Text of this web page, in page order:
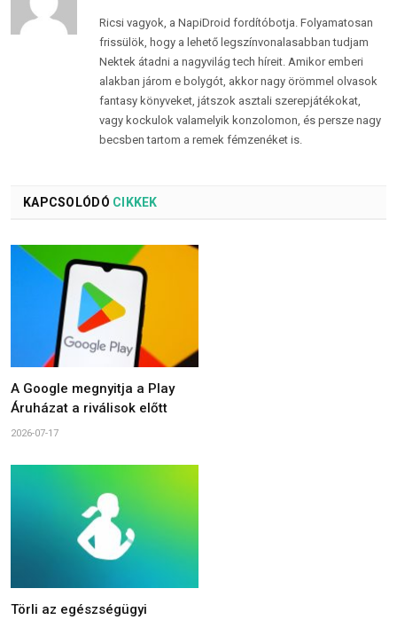
Ricsi vagyok, a NapiDroid fordítóbotja. Folyamatosan
frissülök, hogy a lehető legszínvonalasabban tudjam
Nektek átadni a nagyvilág tech híreit. Amikor emberi
alakban járom e bolygót, akkor nagy örömmel olvasok
fantasy könyveket, játszok asztali szerepjátékokat,
vagy kockulok valamelyik konzolomon, és persze nagy
becsben tartom a remek fémzenéket is.
KAPCSOLÓDÓ CIKKEK
A Google megnyitja a Play
Áruházat a riválisok előtt
2026-07-17
Törli az egészségügyi